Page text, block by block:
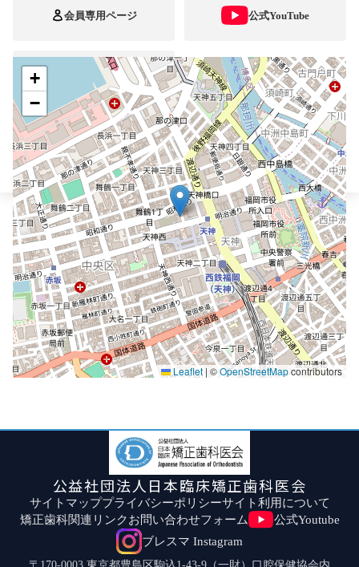
会員専用ページ 公式YouTube
ブレスマ
顎口腔機能診断施設
自立支援医療
+
−
Leaflet | ©OpenStreetMapcontributors
公益社団法人日本臨床矯正歯科医会
サイトマッププライバシーポリシーサイト利用について
矯正歯科関連リンクお問い合わせフォーム
公式Youtube
ブレスマ Instagram